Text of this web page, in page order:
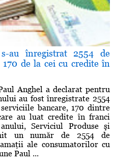
au înregistrat 2554 de
de la cei cu credite în
Anghel a declarat pentru
au fost înregistrate 2554
bancare, 170 dintre
au luat credite în franci
Serviciul Produse şi
un număr de 2554 de
ale consumatorilor cu
Paul ...